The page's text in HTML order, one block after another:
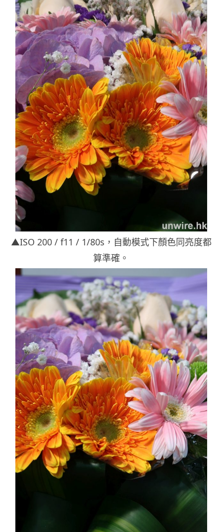
▲ISO 200 / f11 / 1/80s，自動模式下顏色同亮度都
算準確。